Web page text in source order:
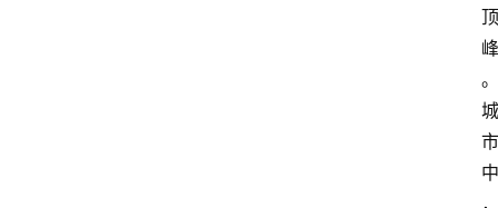
顶
峰
。
城
市
中
，